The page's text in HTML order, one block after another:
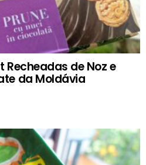
Recheadas de Noz e
da Moldávia